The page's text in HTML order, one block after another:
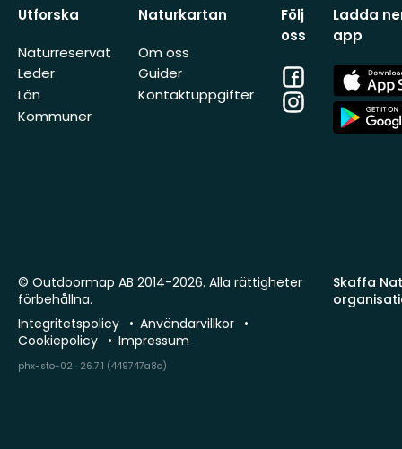
Utforska
Naturreservat
Leder
Län
Kommuner
Naturkartan
Om oss
Guider
Kontaktuppgifter
Följ
oss
Facebook
Instagram
Ladda
app
App
Store
App
Store
Skaffa
© Outdoormap AB 2014-2026. Alla rättigheter
förbehållna.
Integritetspolicy
Användarvillkor
Cookiepolicy
Impressum
phx-sto-02 · 26.7.1 (449747a8c)